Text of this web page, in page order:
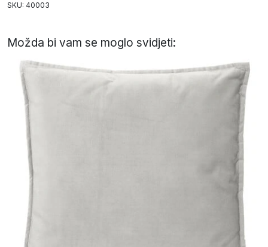
SKU: 40003
Možda bi vam se moglo svidjeti: